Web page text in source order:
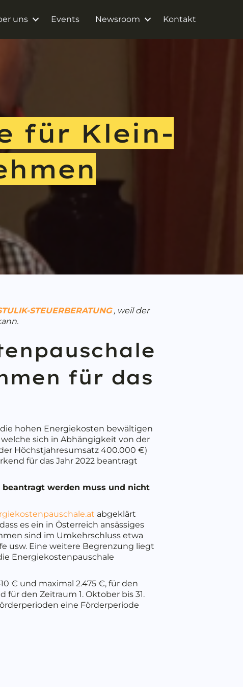
uns Events Newsroom Kontakt
für Klein-
STEUERBERATUNG, weil der
für das
hohen Energiekosten bewältigen
sich in Abhängigkeit von der
Höchstjahresumsatz 400.000 €)
für das Jahr 2022 beantragt
werden muss und nicht
abgeklärt
es ein in Österreich ansässiges
sind im Umkehrschluss etwa
usw. Eine weitere Begrenzung liegt
Energiekostenpauschale
€ und maximal 2.475 €, für den
den Zeitraum 1. Oktober bis 31.
eine Förderperiode